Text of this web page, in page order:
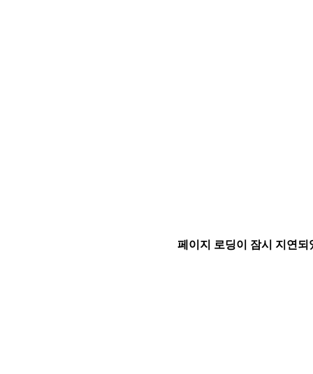
페이지 로딩이 잠시 지연